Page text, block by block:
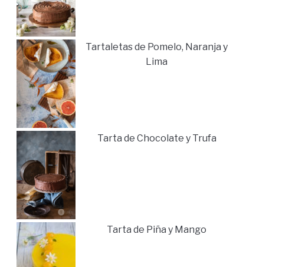
Tartaletas de Pomelo, Naranja y
Lima
Tarta de Chocolate y Trufa
Tarta de Piña y Mango